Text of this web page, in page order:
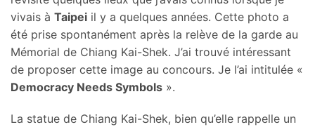
vivais à Taipei il y a quelques années. Cette photo a
été prise spontanément après la relève de la garde au
Mémorial de Chiang Kai-Shek. J’ai trouvé intéressant
de proposer cette image au concours. Je l’ai intitulée «
Democracy Needs Symbols ».
La statue de Chiang Kai-Shek, bien qu’elle rappelle un